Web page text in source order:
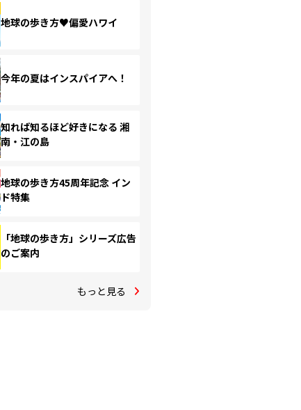
地球の歩き方♥偏愛ハワイ
今年の夏はインスパイアへ！
知れば知るほど好きになる 湘
南・江の島
地球の歩き方45周年記念 イン
ド特集
「地球の歩き方」シリーズ広告
のご案内
もっと見る